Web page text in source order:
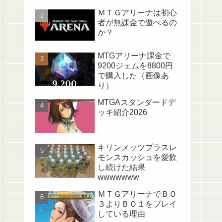
ＭＴＧアリーナは初心
者が無課金で遊べるの
か？
MTGアリーナ課金で
9200ジェムを8800円
で購入した（画像あ
り）
MTGAスタンダードデ
ッキ紹介2026
キリンメッツプラスレ
モンスカッシュを愛飲
し続けた結果
wwwwwww
ＭＴＧアリーナでＢＯ
３よりＢＯ１をプレイ
している理由